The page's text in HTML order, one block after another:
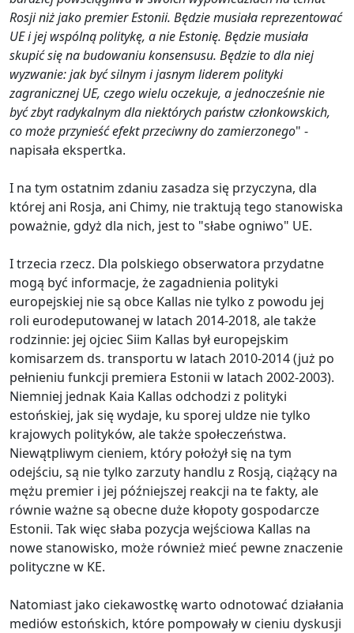
Rosji niż jako premier Estonii. Będzie musiała reprezentować
UE i jej wspólną politykę, a nie Estonię. Będzie musiała
skupić się na budowaniu konsensusu. Będzie to dla niej
wyzwanie: jak być silnym i jasnym liderem polityki
zagranicznej UE, czego wielu oczekuje, a jednocześnie nie
być zbyt radykalnym dla niektórych państw członkowskich,
co może przynieść efekt przeciwny do zamierzonego" -
napisała ekspertka.
I na tym ostatnim zdaniu zasadza się przyczyna, dla
której ani Rosja, ani Chimy, nie traktują tego stanowiska
poważnie, gdyż dla nich, jest to "słabe ogniwo" UE.
I trzecia rzecz. Dla polskiego obserwatora przydatne
mogą być informacje, że zagadnienia polityki
europejskiej nie są obce Kallas nie tylko z powodu jej
roli eurodeputowanej w latach 2014-2018, ale także
rodzinnie: jej ojciec Siim Kallas był europejskim
komisarzem ds. transportu w latach 2010-2014 (już po
pełnieniu funkcji premiera Estonii w latach 2002-2003).
Niemniej jednak Kaia Kallas odchodzi z polityki
estońskiej, jak się wydaje, ku sporej uldze nie tylko
krajowych polityków, ale także społeczeństwa.
Niewątpliwym cieniem, który położył się na tym
odejściu, są nie tylko zarzuty handlu z Rosją, ciążący na
mężu premier i jej późniejszej reakcji na te fakty, ale
równie ważne są obecne duże kłopoty gospodarcze
Estonii. Tak więc słaba pozycja wejściowa Kallas na
nowe stanowisko, może również mieć pewne znaczenie
polityczne w KE.
Natomiast jako ciekawostkę warto odnotować działania
mediów estońskich, które pompowały w cieniu dyskusji